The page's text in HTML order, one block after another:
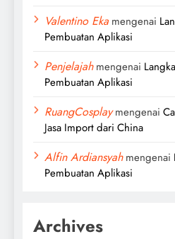
Valentino Eka mengenai
Pembuatan Aplikasi
Penjelajahmengenai
Pembuatan Aplikasi
RuangCosplaymengenai
Jasa Import dari China
Alfin Ardiansyahmengenai
Pembuatan Aplikasi
Archives